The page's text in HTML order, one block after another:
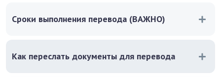
Сроки выполнения перевода (ВАЖНО)
Как переслать документы для перевода